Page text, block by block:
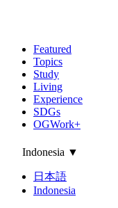
Featured
Topics
Study
Living
Experience
SDGs
OGWork+
Indonesia ▼
日本語
Indonesia